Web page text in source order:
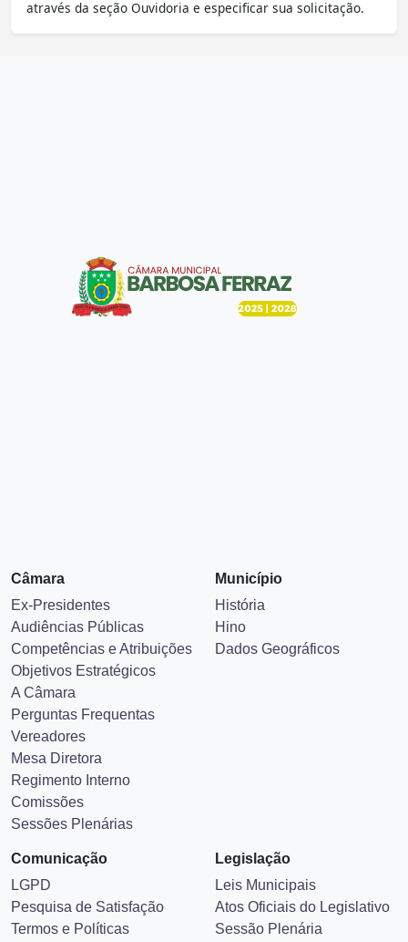
através da seção Ouvidoria e especificar sua solicitação.
Câmara
Ex-Presidentes
Audiências Públicas
Competências e Atribuições
Objetivos Estratégicos
A Câmara
Perguntas Frequentas
Vereadores
Mesa Diretora
Regimento Interno
Comissões
Sessões Plenárias
Município
História
Hino
Dados Geográficos
Comunicação
LGPD
Pesquisa de Satisfação
Termos e Políticas
Legislação
Leis Municipais
Atos Oficiais do Legislativo
Sessão Plenária